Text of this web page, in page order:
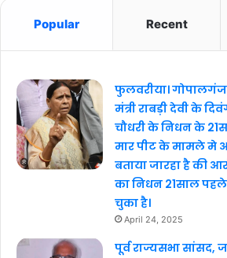
Popular Recent
फुलवरीया। गोपालगंज
मंत्री राबड़ी देवी के
चौधरी के निधन के
मार पीट के मामले मे
बताया जारहा है की
का निधन 21साल
चुका है।
April 24, 2025
पूर्व राज्यसभा सांसद,